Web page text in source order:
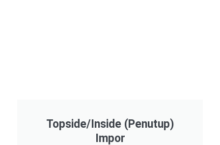
Topside/Inside (Penutup)
Impor​